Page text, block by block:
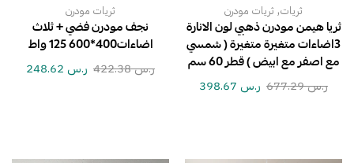
ثريات, ثريات مودرن
ثريا هيمن مودرن ذهبي لون الانارة
3اضاءات متغيرة متغيرة ( شمسي
مع اصفر مع ابيض ) قطر 60 سم
ر.س677.29 ر.س
ثريات مودرن
نجف مودرن فضي + ثلاث
اضاءات400*600 125 واط
ر.س422.38 ر.س